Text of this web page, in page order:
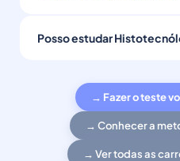
Posso estudar
→ Fazer o teste
→ Conhecer a
→ Ver todas as